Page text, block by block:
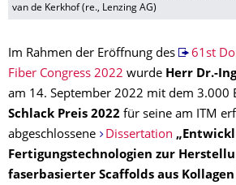
van de Kerkhof (re., Lenzing AG)
Im Rahmen der Eröffnung des
61st
Fiber Congress 2022 wurde Herr Dr.-
am 14. September 2022 mit dem 3.000
Schlack Preis 2022 für seine am ITM
abgeschlossene
Dissertation
Fertigungstechnologien zur
faserbasierter Scaffolds aus